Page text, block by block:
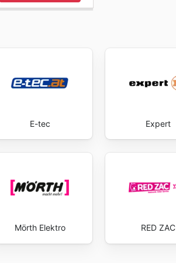
E-tec Expert
Mörth Elektro RED ZAC